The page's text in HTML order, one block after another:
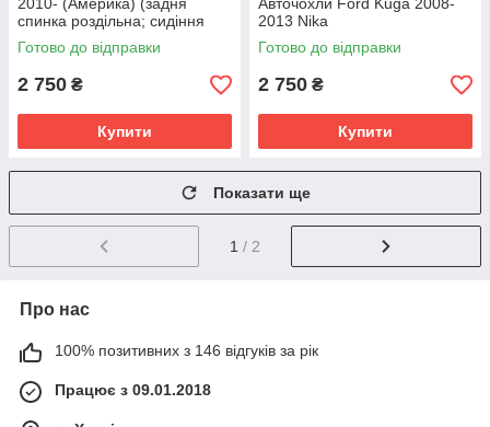
спинка роздільна; сидіння
цільне) Nika
Готово до відправки
2 750 ₴
Купити
2013 Nika
Готово до відправки
2 750 ₴
Купити
Показати ще
1 / 2
Про нас
100% позитивних з 146 відгуків за рік
Працює з 09.01.2018